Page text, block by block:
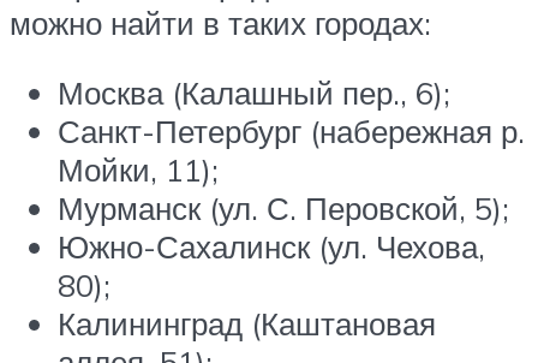
можно найти в таких городах:
Москва (Калашный пер., 6);
Санкт-Петербург (набережная р.
Мойки, 11);
Мурманск (ул. С. Перовской, 5);
Южно-Сахалинск (ул. Чехова,
80);
Калининград (Каштановая